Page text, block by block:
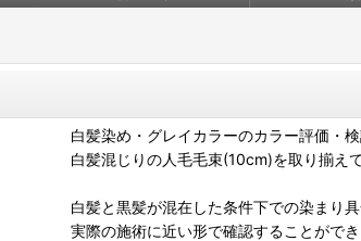
白髪染め・グレイカラーのカラー評価・
白髪混じりの人毛毛束(10cm)を取り揃えて
白髪と黒髪が混在した条件下での染まり
実際の施術に近い形で確認することができ